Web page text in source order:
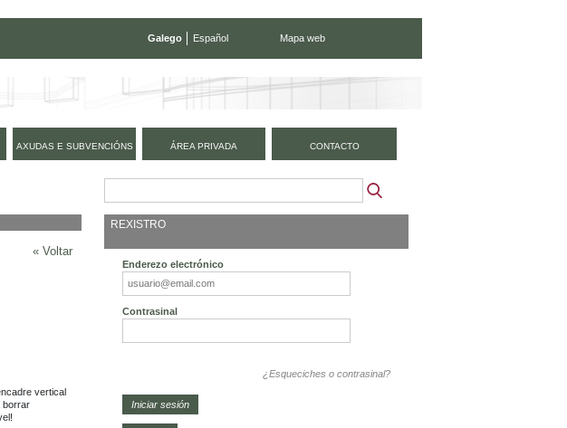
Galego Español Mapa web
AXUDAS E SUBVENCIÓNS ÁREA PRIVADA CONTACTO
« Voltar
vertical
borrar
REXISTRO
Enderezo electrónico
Contrasinal
¿Esqueciches o contrasinal?